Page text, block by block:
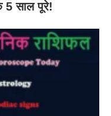
5 साल पूरे!